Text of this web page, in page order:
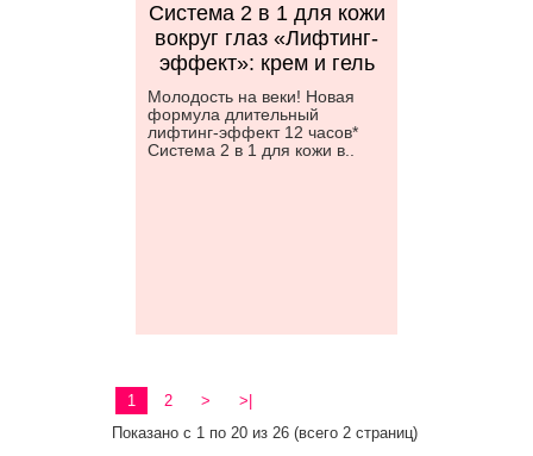
Система 2 в 1 для кожи
вокруг глаз «Лифтинг-
эффект»: крем и гель
Молодость на веки! Новая
формула длительный
лифтинг-эффект 12 часов*
Система 2 в 1 для кожи в..
1 2 >
>|
Показано с 1 по 20 из 26 (всего 2 страниц)